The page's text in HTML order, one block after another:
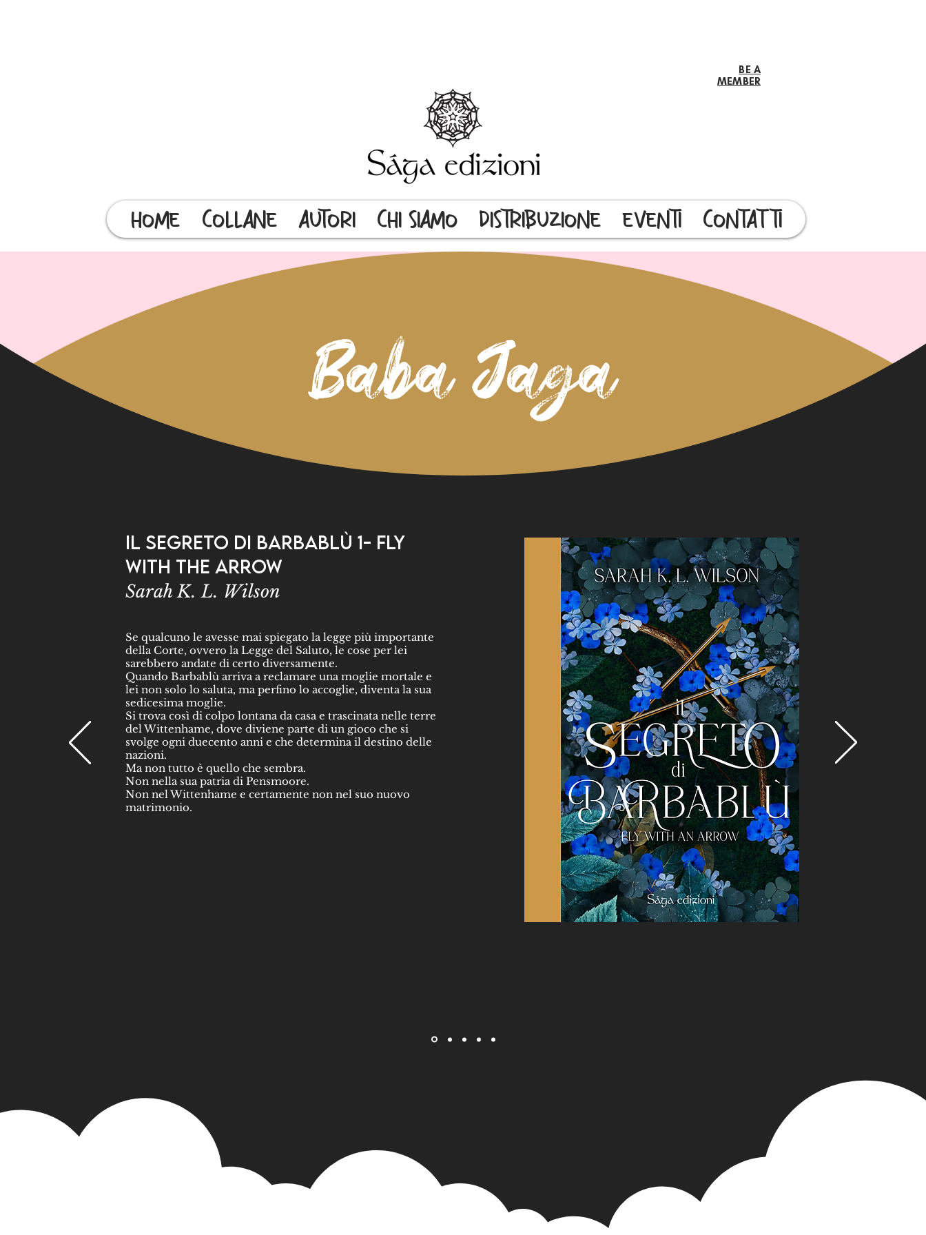
BE A
MEMBER
HOME COLLANE AUTORI CHI SIAMO DISTRIBUZIONE EVENTI CONTATTI
Baba Jaga
Il Segreto di Barbablù 1- Fly
with the Arrow
Sarah K. L. Wilson
Se qualcuno le avesse mai spiegato la legge più importante
della Corte, ovvero la Legge del Saluto, le cose per lei
sarebbero andate di certo diversamente.
Quando Barbablù arriva a reclamare una moglie mortale e
lei non solo lo saluta, ma perfino lo accoglie, diventa la sua
sedicesima moglie.
Si trova così di colpo lontana da casa e trascinata nelle terre
del Wittenhame, dove diviene parte di un gioco che si
svolge ogni duecento anni e che determina il destino delle
nazioni.
Ma non tutto è quello che sembra.
Non nella sua patria di Pensmoore.
Non nel Wittenhame e certamente non nel suo nuovo
matrimonio.